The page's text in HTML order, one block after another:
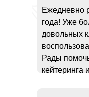
Ежедневно
года! Уже
довольных
Рады
кейтеринга